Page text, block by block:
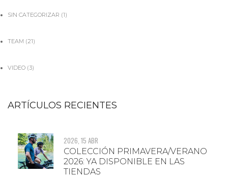
SIN CATEGORIZAR (1)
TEAM (21)
VIDEO (3)
ARTÍCULOS RECIENTES
2026, 15 ABR
COLECCIÓN PRIMAVERA/VERANO
2026: YA DISPONIBLE EN LAS
TIENDAS